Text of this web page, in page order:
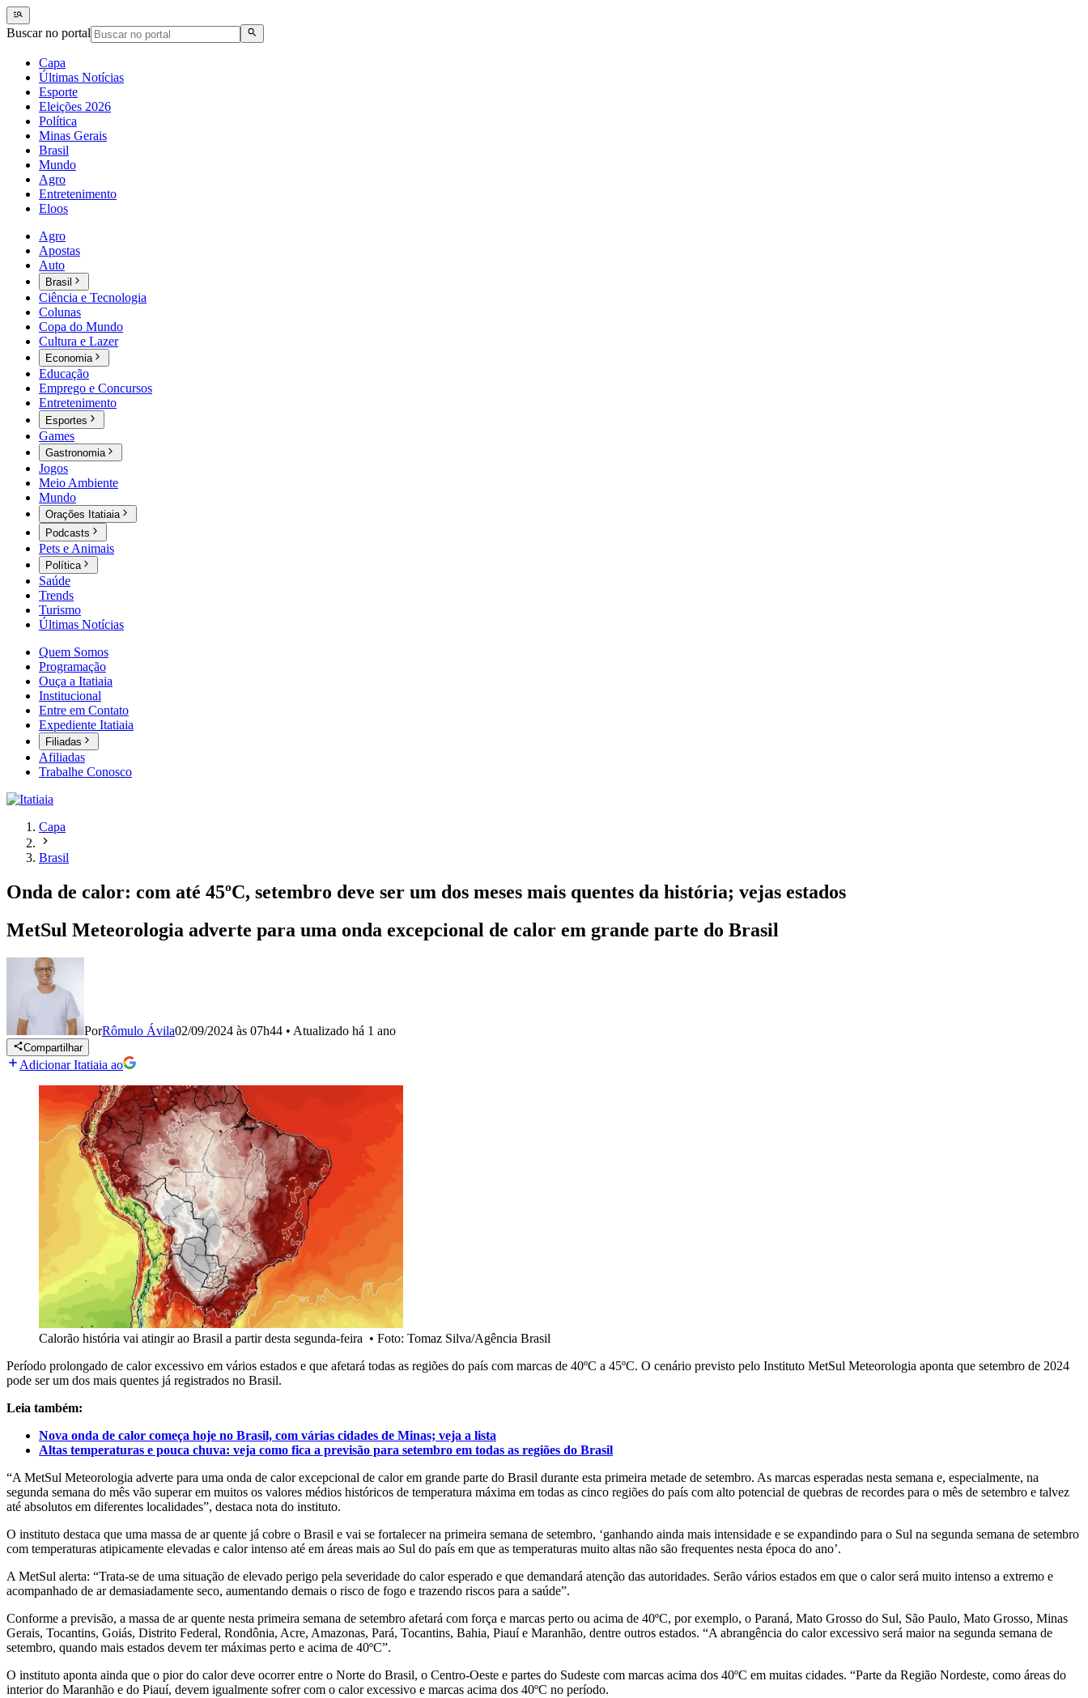
Buscar no portal
Capa
Últimas Notícias
Esporte
Eleições 2026
Política
Minas Gerais
Brasil
Mundo
Agro
Entretenimento
Eloos
Agro
Apostas
Auto
Brasil
Ciência e Tecnologia
Colunas
Copa do Mundo
Cultura e Lazer
Economia
Educação
Emprego e Concursos
Entretenimento
Esportes
Games
Gastronomia
Jogos
Meio Ambiente
Mundo
Orações Itatiaia
Podcasts
Pets e Animais
Política
Saúde
Trends
Turismo
Últimas Notícias
Quem Somos
Programação
Ouça a Itatiaia
Institucional
Entre em Contato
Expediente Itatiaia
Filiadas
Afiliadas
Trabalhe Conosco
Capa
Brasil
Onda de calor: com até 45ºC, setembro deve ser um dos meses mais quentes da história; vejas estados
MetSul Meteorologia adverte para uma onda excepcional de calor em grande parte do Brasil
PorRômulo Ávila02/09/2024 às 07h44 • Atualizado há 1 ano
Compartilhar
Adicionar Itatiaia ao
Calorão história vai atingir ao Brasil a partir desta segunda-feira • Foto: Tomaz Silva/Agência Brasil
Período prolongado de calor excessivo em vários estados e que afetará todas as regiões do país com marcas de 40ºC a 45ºC. O cenário previsto pelo Instituto MetSul Meteorologia aponta que setembro de 2024
pode ser um dos mais quentes já registrados no Brasil.
Leia também:
Nova onda de calor começa hoje no Brasil, com várias cidades de Minas; veja a lista
Altas temperaturas e pouca chuva: veja como fica a previsão para setembro em todas as regiões do Brasil
“A MetSul Meteorologia adverte para uma onda de calor excepcional de calor em grande parte do Brasil durante esta primeira metade de setembro. As marcas esperadas nesta semana e, especialmente, na
segunda semana do mês vão superar em muitos os valores médios históricos de temperatura máxima em todas as cinco regiões do país com alto potencial de quebras de recordes para o mês de setembro e talvez
até absolutos em diferentes localidades”, destaca nota do instituto.
O instituto destaca que uma massa de ar quente já cobre o Brasil e vai se fortalecer na primeira semana de setembro, ‘ganhando ainda mais intensidade e se expandindo para o Sul na segunda semana de setembro
com temperaturas atipicamente elevadas e calor intenso até em áreas mais ao Sul do país em que as temperaturas muito altas não são frequentes nesta época do ano’.
A MetSul alerta: “Trata-se de uma situação de elevado perigo pela severidade do calor esperado e que demandará atenção das autoridades. Serão vários estados em que o calor será muito intenso a extremo e
acompanhado de ar demasiadamente seco, aumentando demais o risco de fogo e trazendo riscos para a saúde”.
Conforme a previsão, a massa de ar quente nesta primeira semana de setembro afetará com força e marcas perto ou acima de 40ºC, por exemplo, o Paraná, Mato Grosso do Sul, São Paulo, Mato Grosso, Minas
Gerais, Tocantins, Goiás, Distrito Federal, Rondônia, Acre, Amazonas, Pará, Tocantins, Bahia, Piauí e Maranhão, dentre outros estados. “A abrangência do calor excessivo será maior na segunda semana de
setembro, quando mais estados devem ter máximas perto e acima de 40ºC”.
O instituto aponta ainda que o pior do calor deve ocorrer entre o Norte do Brasil, o Centro-Oeste e partes do Sudeste com marcas acima dos 40ºC em muitas cidades. “Parte da Região Nordeste, como áreas do
interior do Maranhão e do Piauí, devem igualmente sofrer com o calor excessivo e marcas acima dos 40ºC no período.